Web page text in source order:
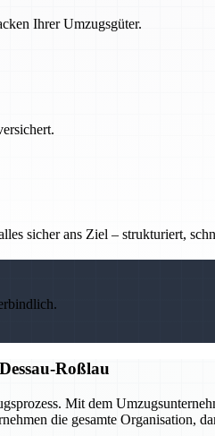
Ihrer Umzugsgüter.
sicher ans Ziel – strukturiert,
Roßlau
Mit dem
die gesamte Organisation,